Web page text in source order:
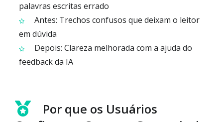
palavras escritas errado
Antes: Trechos confusos que deixam o leitor
em dúvida
Depois: Clareza melhorada com a ajuda do
feedback da IA
Por que os Usuários